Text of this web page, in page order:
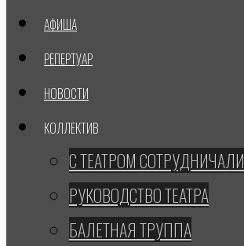
АФИША
РЕПЕРТУАР
НОВОСТИ
КОЛЛЕКТИВ
С ТЕАТРОМ СОТРУДНИЧАЛИ
РУКОВОДСТВО ТЕАТРА
БАЛЕТНАЯ ТРУППА